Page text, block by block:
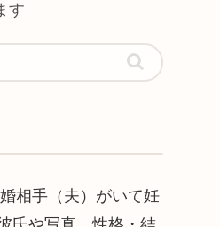
す
相手（夫）がいて妊